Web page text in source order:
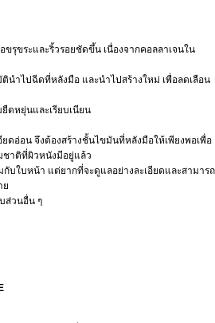
รุขระและริ้วรอยชัดขึ้น เนื่องจากคอลลาเจนใน
นำไปฉีดที่หลังมือ และนำไปสร้างใหม่ เพื่อลดเลือน
ดหยุ่นและเรียบเนียน
ยดอ่อน จึงต้องสร้างชั้นไขมันที่หลังมือให้เพียงพอเพื่อ
ชาติที่ผิวหนังมีอยู่แล้ว
บใบหน้า แต่ยากที่จะดูแลอย่างละเอียดและสามารถ
ย
ส่วนอื่น ๆ